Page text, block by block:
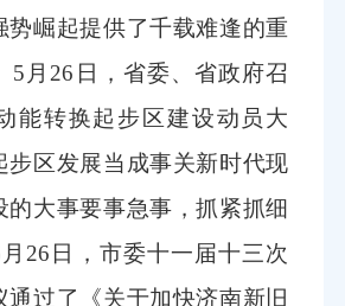
势崛起提供了千载难逢的重
5月26日，省委、省政府召
能转换起步区建设动员大
步区发展当成事关新时代现
的大事要事急事，抓紧抓细
26日，市委十一届十三次
通过了《关于加快济南新旧